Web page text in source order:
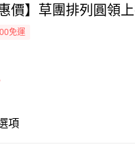
價】草團排列圓領
免運
項